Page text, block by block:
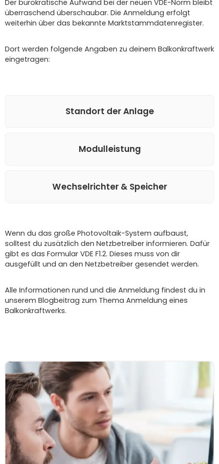
Der bürokratische Aufwand bei der neuen VDE-Norm bleibt
überraschend überschaubar. Die Anmeldung erfolgt
weiterhin über das bekannte Marktstammdatenregister.
Dort werden folgende Angaben zu deinem Balkonkraftwerk
eingetragen:
Standort der Anlage
Modulleistung
Wechselrichter & Speicher
Wenn du das große Photovoltaik-System aufbaust,
solltest du zusätzlich den Netzbetreiber informieren. Dafür
gibt es das Formular VDE F1.2. Dieses muss von dir
ausgefüllt und an den Netzbetreiber gesendet werden.
Alle Informationen rund und die Anmeldung findest du in
unserem Blogbeitrag zum Thema Anmeldung eines
Balkonkraftwerks.